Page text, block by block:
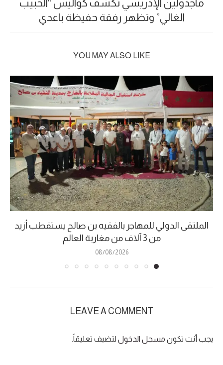
ماجدولين الإدريسي تكشف كواليس “الحبيب
الغالي” وتظهر رفقة حفيظة باعدي
YOU MAY ALSO LIKE
الملتقى الدولي للمهاجر بالفقيه بن صالح يستقطب أزيد
من 3 آلاف من مغاربة العالم
08/08/2026
LEAVE A COMMENT
يجب أنت تكون مسجل الدخول لتضيف تعليقاً.